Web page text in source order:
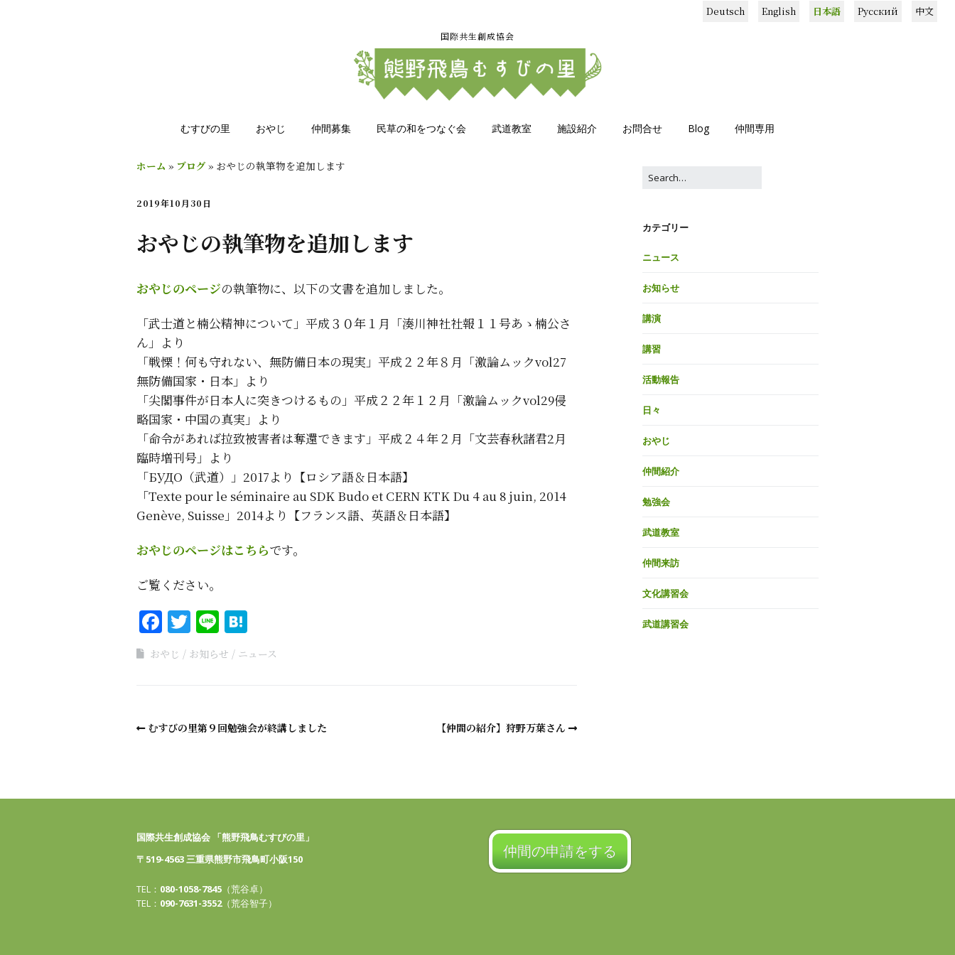
Deutsch English 日本語 Русский 中文
国際共生創成協会
むすびの里 おやじ 仲間募集 民草の和をつなぐ会 武道教室 施設紹介 お問合せ Blog 仲間専用
ホーム » ブログ » おやじの執筆物を追加します
2019年10月30日
おやじの執筆物を追加します
おやじのページの執筆物に、以下の文書を追加しました。
「武士道と楠公精神について」平成３０年１月「湊川神社社報１１号あゝ楠公さ
ん」より
「戦慄！何も守れない、無防備日本の現実」平成２２年８月「激論ムックvol27
無防備国家・日本」より
「尖閣事件が日本人に突きつけるもの」平成２２年１２月「激論ムックvol29侵
略国家・中国の真実」より
「命令があれば拉致被害者は奪還できます」平成２４年２月「文芸春秋諸君2月
臨時増刊号」より
「БУДО（武道）」2017より【ロシア語＆日本語】
「Texte pour le séminaire au SDK Budo et CERN KTK Du 4 au 8 juin, 2014
Genève, Suisse」2014より【フランス語、英語＆日本語】
おやじのページはこちらです。
ご覧ください。
Facebook
Twitter
Line
おやじ お知らせ ニュース
むすびの里第９回勉強会が終講しました 【仲間の紹介】狩野万葉さん
カテゴリー
ニュース
お知らせ
講演
講習
活動報告
日々
おやじ
仲間紹介
勉強会
武道教室
仲間来訪
文化講習会
武道講習会
国際共生創成協会 「熊野飛鳥むすびの里」
〒519-4563 三重県熊野市飛鳥町小阪150
TEL： 080-1058-7845 （荒谷卓）
TEL： 090-7631-3552（荒谷智子）
仲間の申請をする